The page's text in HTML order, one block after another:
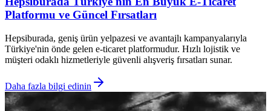
Platformu ve Güncel Fırsatları
Hepsiburada, geniş ürün yelpazesi ve avantajlı kampanyalarıyla
Türkiye'nin önde gelen e-ticaret platformudur. Hızlı lojistik ve
müşteri odaklı hizmetleriyle güvenli alışveriş fırsatları sunar.
Daha fazla bilgi edinin